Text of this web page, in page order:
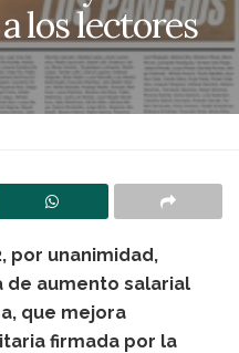
los lectores
por unanimidad,
aumento salarial
que mejora
firmada por la